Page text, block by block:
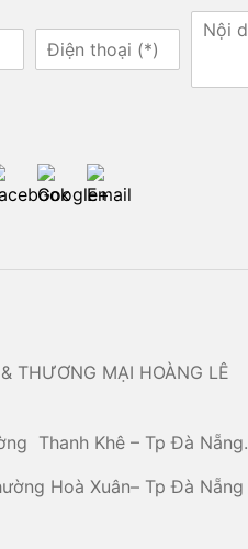
THƯƠNG MẠI HOÀNG LÊ
Thanh Khê – Tp Đà Nẵng.
Hoà Xuân– Tp Đà Nẵng